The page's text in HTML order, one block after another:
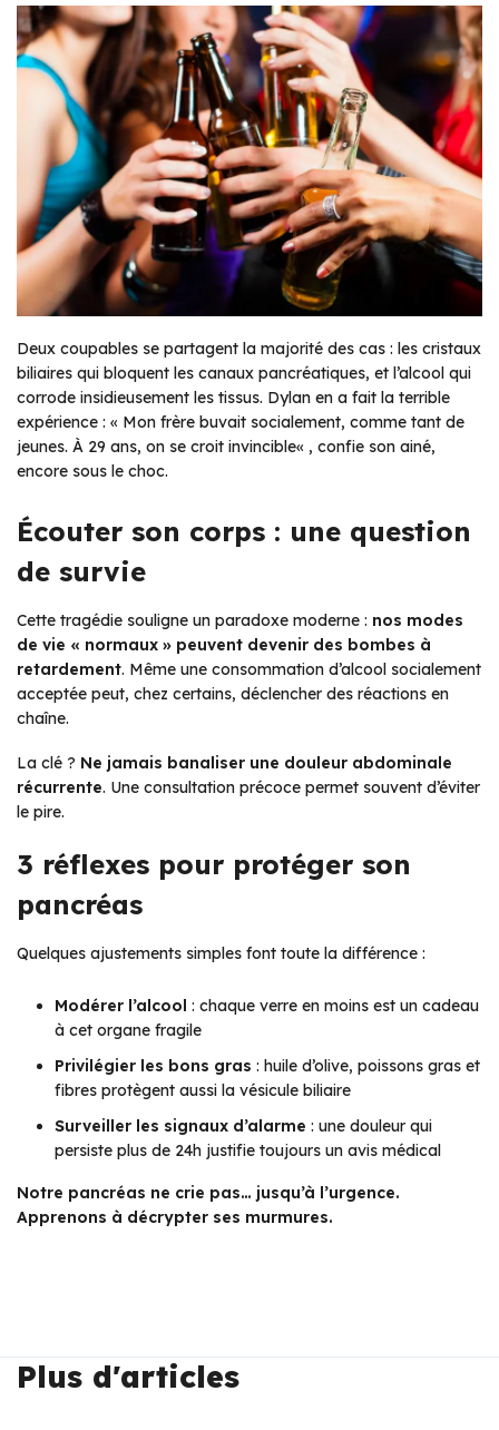
Deux coupables se partagent la majorité des cas : les cristaux
biliaires qui bloquent les canaux pancréatiques, et l’alcool qui
corrode insidieusement les tissus. Dylan en a fait la terrible
expérience : « Mon frère buvait socialement, comme tant de
jeunes. À 29 ans, on se croit invincible« , confie son ainé,
encore sous le choc.
Écouter son corps : une question
de survie
Cette tragédie souligne un paradoxe moderne : nos modes
de vie « normaux » peuvent devenir des bombes à
retardement. Même une consommation d’alcool socialement
acceptée peut, chez certains, déclencher des réactions en
chaîne.
La clé ? Ne jamais banaliser une douleur abdominale
récurrente. Une consultation précoce permet souvent d’éviter
le pire.
3 réflexes pour protéger son
pancréas
Quelques ajustements simples font toute la différence :
Modérer l’alcool : chaque verre en moins est un cadeau
à cet organe fragile
Privilégier les bons gras : huile d’olive, poissons gras et
fibres protègent aussi la vésicule biliaire
Surveiller les signaux d’alarme : une douleur qui
persiste plus de 24h justifie toujours un avis médical
Notre pancréas ne crie pas… jusqu’à l’urgence.
Apprenons à décrypter ses murmures.
Plus d'articles